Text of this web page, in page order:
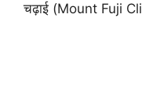
चढ़ाई (Mount Fuji